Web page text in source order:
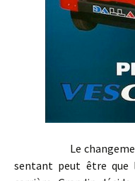
Le changement le
sentant peut être